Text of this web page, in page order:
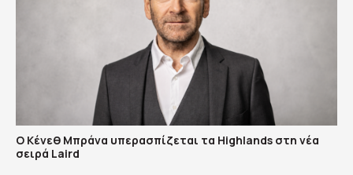
Ο Κένεθ Μπράνα υπερασπίζεται τα Highlands στη νέα
σειρά Laird